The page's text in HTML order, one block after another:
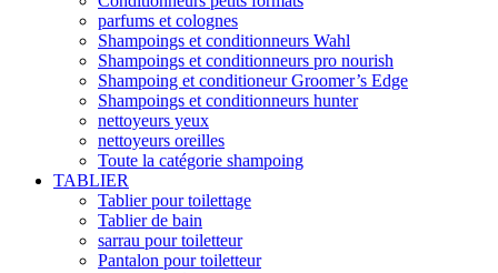
parfums et colognes
Shampoings et conditionneurs Wahl
Shampoings et conditionneurs pro nourish
Shampoing et conditioneur Groomer’s Edge
Shampoings et conditionneurs hunter
nettoyeurs yeux
nettoyeurs oreilles
Toute la catégorie shampoing
TABLIER
Tablier pour toilettage
Tablier de bain
sarrau pour toiletteur
Pantalon pour toiletteur